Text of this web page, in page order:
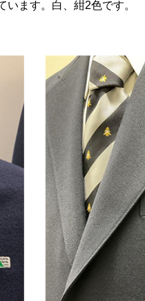
ます。白、紺2色です。